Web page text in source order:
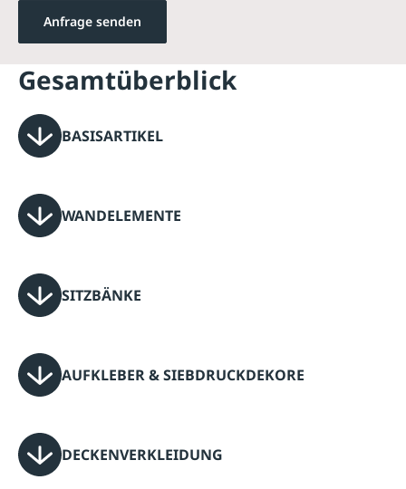
Anfrage senden
Gesamtüberblick
BASISARTIKEL
WANDELEMENTE
SITZBÄNKE
AUFKLEBER & SIEBDRUCKDEKORE
DECKENVERKLEIDUNG